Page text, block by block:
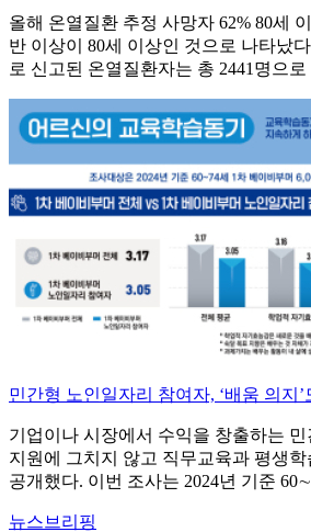
올해 온열질환 추정 사망자 62% 80세
반 이상이 80세 이상인 것으로 나타났
로 신고된 온열질환자는 총 2441명으
민간형 노인일자리 참여자, ‘배움 의지’
기업이나 시장에서 수익을 창출하는
지원에 그치지 않고 직무교육과 평생
공개했다. 이번 조사는 2024년 기준
뉴스브리핑